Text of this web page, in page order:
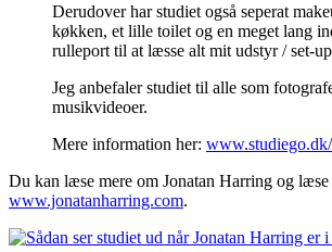
Derudover har studiet også seperat
køkken, et lille toilet og en meget lang
rulleport til at læsse alt mit udstyr / set-
Jeg anbefaler studiet til alle som
musikvideoer.
Mere information her:
Du kan læse mere om Jonatan Harring og læse
www.jonatanharring.com.